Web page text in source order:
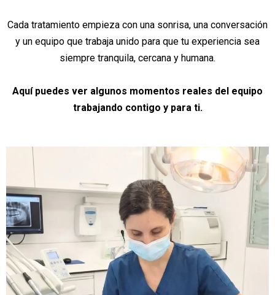
Cada tratamiento empieza con una sonrisa, una conversación
y un equipo que trabaja unido para que tu experiencia sea
siempre tranquila, cercana y humana.
Aquí puedes ver algunos momentos reales del equipo
trabajando contigo y para ti.